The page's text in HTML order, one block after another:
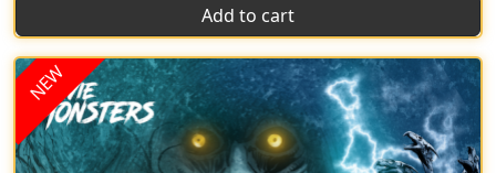
Add to cart